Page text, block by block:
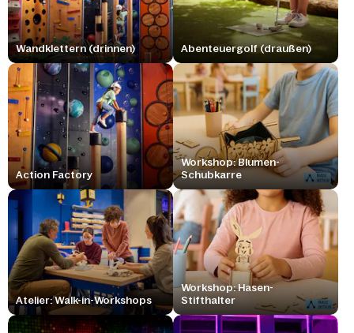
Wandklettern (drinnen) Abenteuergolf (draußen)
Action Factory
Workshop: Blumen-
Schubkarre
Atelier: Walk-in-Workshops
Workshop: Hasen-
Stifthalter